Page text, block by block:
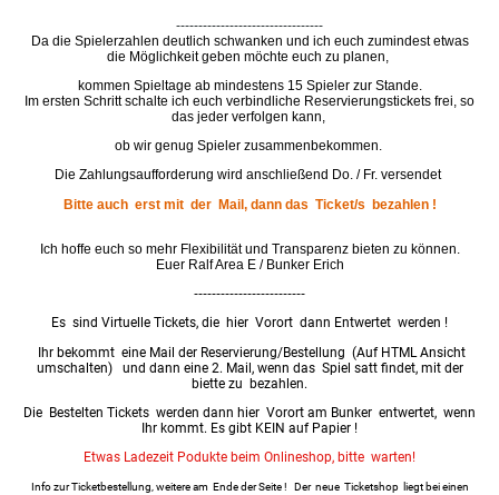
---------------------------------
Da die Spielerzahlen deutlich schwanken und ich euch zumindest etwas
die Möglichkeit geben möchte euch zu planen,
kommen Spieltage ab mindestens 15 Spieler zur Stande.
Im ersten Schritt schalte ich euch verbindliche Reservierungstickets frei, so
das jeder verfolgen kann,
ob wir genug Spieler zusammenbekommen.
Die Zahlungsaufforderung wird anschließend Do. / Fr. versendet
Bitte auch erst mit der Mail, dann das Ticket/s bezahlen !
Ich hoffe euch so mehr Flexibilität und Transparenz bieten zu können.
Euer Ralf Area E / Bunker Erich
-------------------------
Es sind Virtuelle Tickets, die hier Vorort dann Entwertet werden !
Ihr bekommt eine Mail der Reservierung/Bestellung (Auf HTML Ansicht
umschalten) und dann eine 2. Mail, wenn das Spiel satt findet, mit der
biette zu bezahlen.
Die Bestelten Tickets werden dann hier Vorort am Bunker entwertet, wenn
Ihr kommt. Es gibt KEIN auf Papier !
Etwas Ladezeit Podukte beim Onlineshop, bitte warten!
Info zur Ticketbestellung, weitere am Ende der Seite ! Der neue Ticketshop liegt bei einen